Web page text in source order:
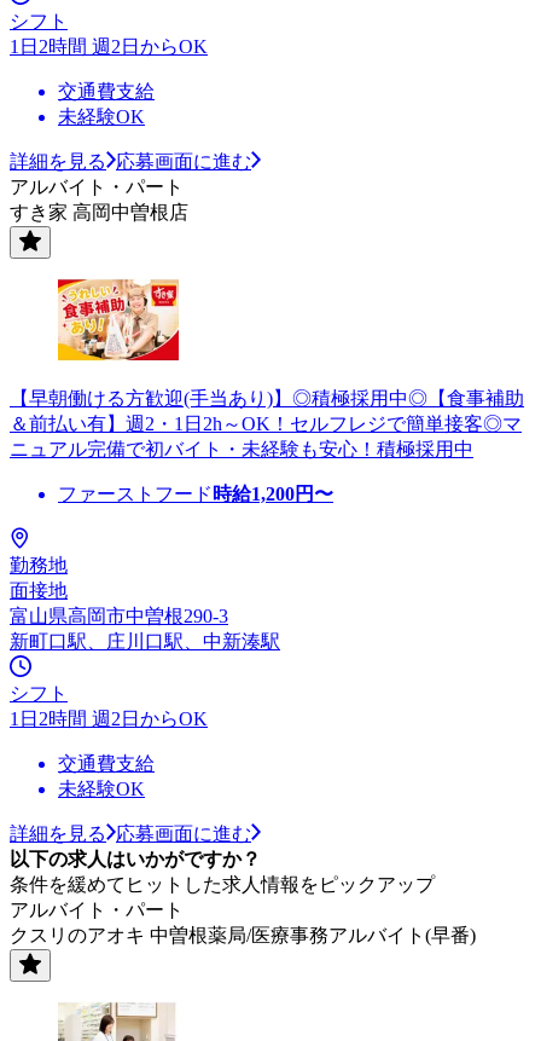
シフト
1日2時間 週2日からOK
交通費支給
未経験OK
詳細を見る
応募画面に進む
アルバイト・パート
すき家 高岡中曽根店
【早朝働ける方歓迎(手当あり)】◎積極採用中◎【食事補助
＆前払い有】週2・1日2h～OK！セルフレジで簡単接客◎マ
ニュアル完備で初バイト・未経験も安心！積極採用中
ファーストフード 時給1,200円〜
勤務地
面接地
富山県高岡市中曽根290-3
新町口駅、庄川口駅、中新湊駅
シフト
1日2時間 週2日からOK
交通費支給
未経験OK
詳細を見る
応募画面に進む
以下の求人はいかがですか？
条件を緩めてヒットした求人情報をピックアップ
アルバイト・パート
クスリのアオキ 中曽根薬局/医療事務アルバイト(早番)